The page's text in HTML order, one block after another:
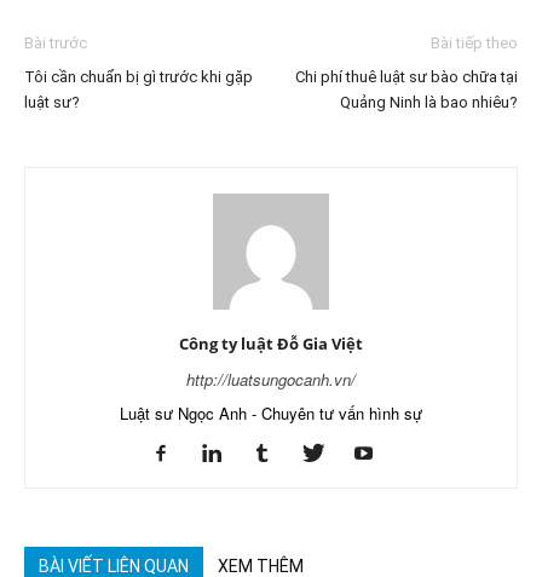
Bài trước
Tôi cần chuẩn bị gì trước khi gặp
luật sư?
Bài tiếp theo
Chi phí thuê luật sư bào chữa tại
Quảng Ninh là bao nhiêu?
Công ty luật Đỗ Gia Việt
http://luatsungocanh.vn/
Luật sư Ngọc Anh - Chuyên tư vấn hình sự
BÀI VIẾT LIÊN QUAN XEM THÊM